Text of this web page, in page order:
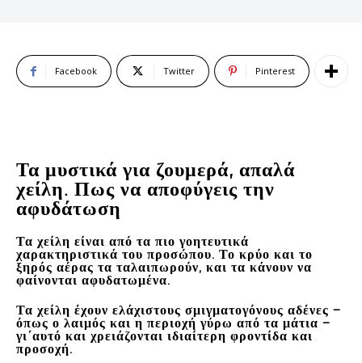
Facebook Twitter Pinterest
Τα μυστικά για ζουμερά, απαλά
χείλη. Πως να αποφύγεις την
αφυδάτωση
Τα χείλη είναι από τα πιο γοητευτικά
χαρακτηριστικά του προσώπου. Το κρύο και το
ξηρός αέρας τα ταλαιπωρούν, και τα κάνουν να
φαίνονται αφυδατωμένα.
Τα χείλη έχουν ελάχιστους σμιγματογόνους αδένες –
όπως ο λαιμός και η περιοχή γύρω από τα μάτια –
γι΄αυτό και χρειάζονται ιδιαίτερη φροντίδα και
προσοχή.